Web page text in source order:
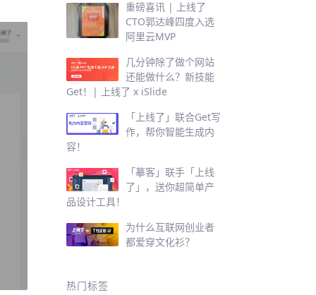
重磅喜讯 | 上线了
CTO郭达峰四度入选
阿里云MVP
几分钟除了做个网站
还能做什么？新技能
Get！| 上线了 x iSlide
「上线了」联合Get写
作，帮你智能生成内
容！
「摹客」联手「上线
了」，送你超简单产
品设计工具！
为什么互联网创业者
都爱穿文化衫？
热门标签